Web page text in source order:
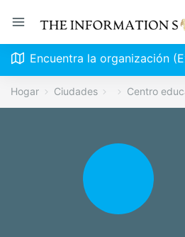
Encuentra la organización
Hogar Ciudades Centro